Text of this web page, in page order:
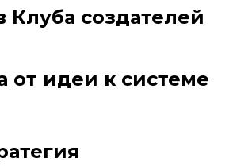
Клуба создателей
от идеи к системе